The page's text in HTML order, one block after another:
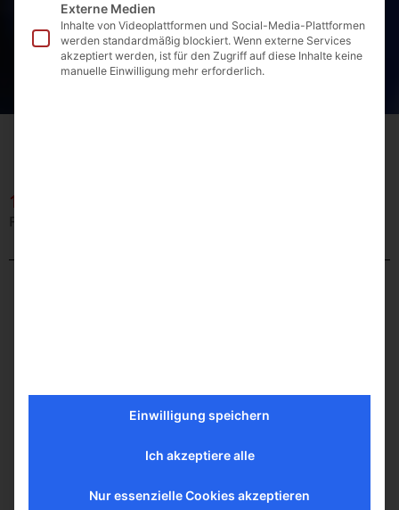
11.04.6 - .7 DN 32 / DN 40
Flexible GAS-HEK Typ kompakt PE/PE; DN 32 / DN 40
Externe Medien
Inhalte von Videoplattformen und Social-Media-Plattformen
werden standardmäßig blockiert. Wenn externe Services
akzeptiert werden, ist für den Zugriff auf diese Inhalte keine
manuelle Einwilligung mehr erforderlich.
Einwilligung speichern
Ich akzeptiere alle
Nur essenzielle Cookies akzeptieren